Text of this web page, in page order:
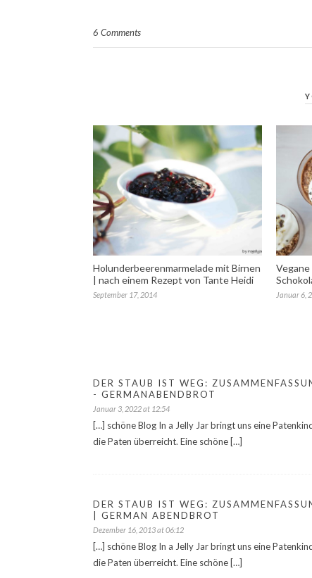
6 Comments
Holunderbeerenmarmelade mit Birnen
| nach einem Rezept von Tante Heidi
September 17, 2014 Januar 6,
DER STAUB IST WEG:
- GERMANABENDBROT
Januar 3, 2022 at 12:54
[…] schöne Blog In a Jelly Jar bringt uns eine
die Paten überreicht. Eine schöne […]
DER STAUB IST WEG:
| GERMAN ABENDBROT
Dezember 16, 2013 at 06:12
[…] schöne Blog In a Jelly Jar bringt uns eine
die Paten überreicht. Eine schöne […]